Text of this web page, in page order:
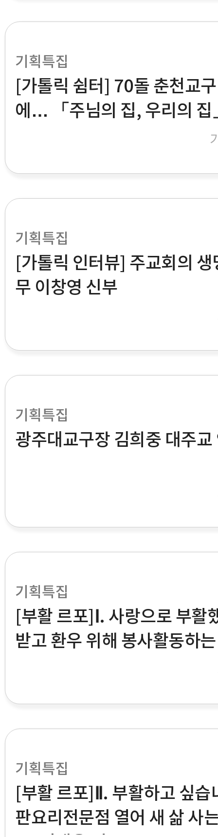
기획특집
[가톨릭 쉼터] 70돌 춘천교
에… 「주님의 집, 우리의 집
기획특집
[가톨릭 인터뷰] 주교회의
무 이창영 신부
기획특집
광주대교구장 김희중 대주교
기획특집
[부활 르포]Ⅰ. 사랑으로 부활
받고 환우 위해 봉사활동하
기획특집
[부활 르포]Ⅱ. 부활하고 싶습
판요리전문점 열어 새 삶 사